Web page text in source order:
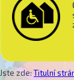
Jste zde:Titulní